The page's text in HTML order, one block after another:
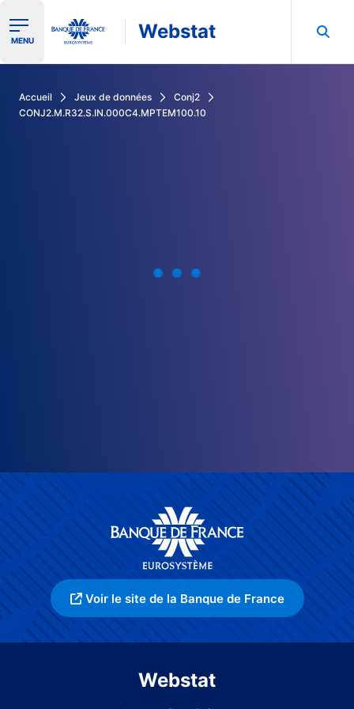
Ouvrir le menu de navigation
MENU Webstat
Accueil Jeux de données
Conj2
CONJ2.M.R32.S.IN.000C4.MPTEM100.10
Voir le site de la Banque de France
Webstat